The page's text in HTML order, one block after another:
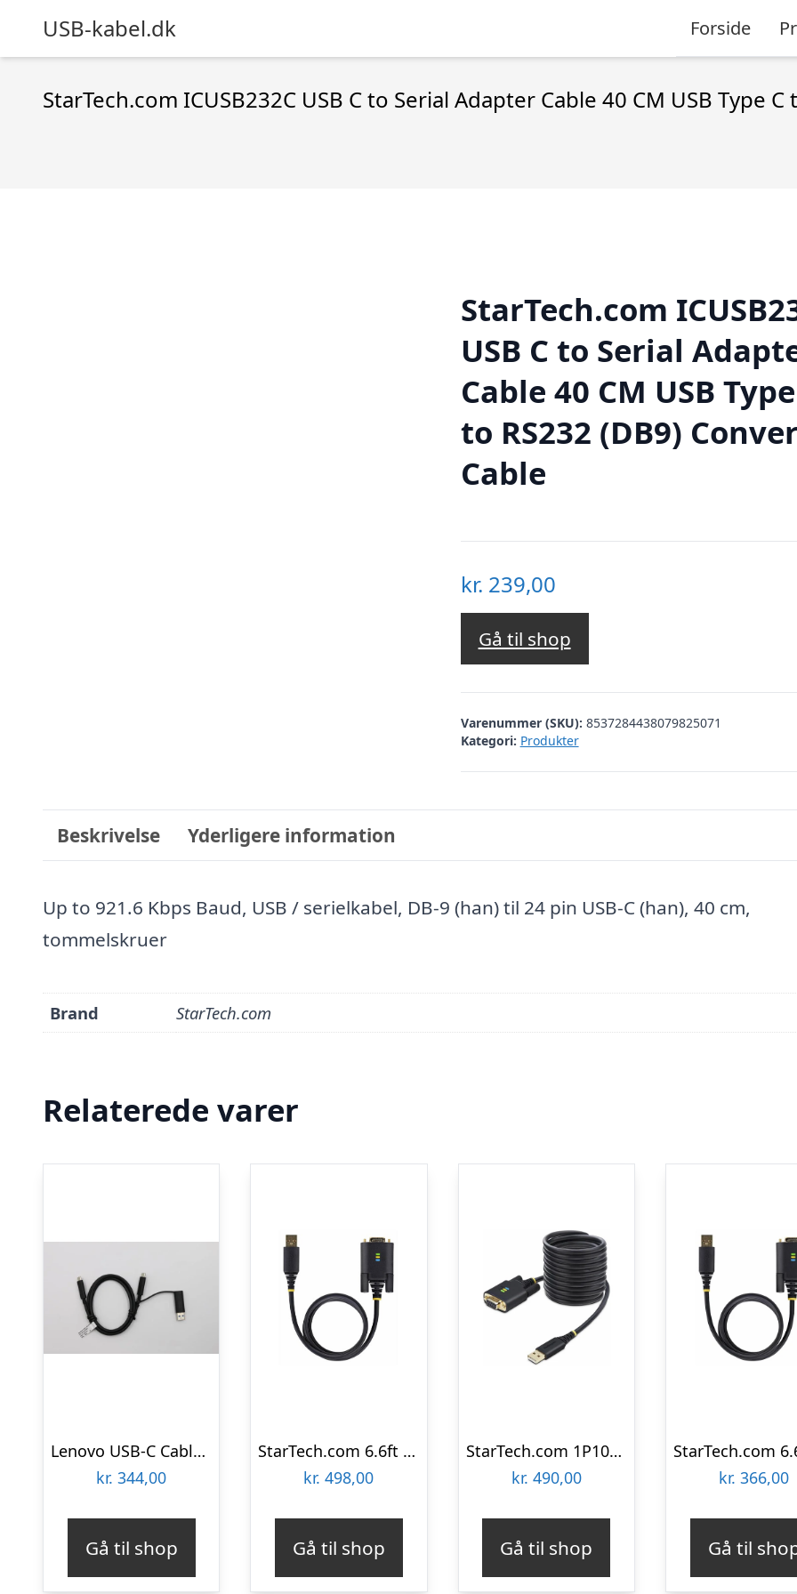
USB-kabel.dk Forside
StarTech.com ICUSB232C USB C to Serial Adapter Cable 40 CM USB Type
StarTech.com
USB C to Serial
Cable 40 CM USB
to RS232 (DB9)
Cable
kr. 239,00
Gå til shop
Varenummer (SKU): 8537284438079825071
Kategori: Produkter
Beskrivelse Yderligere information
Up to 921.6 Kbps Baud, USB / serielkabel, DB-9 (han) til 24 pin USB-C (han), 40 cm,
tommelskruer
Brand StarTech.com
Relaterede varer
Lenovo USB-C Cable W/ Dongle TP
kr. 344,00
Gå til shop
StarTech.com 6.6ft (2m) USB to Serial Adapter Cable COM Retention RS232 – USB / serial cable – USB to DB-9 – 2 m
kr. 498,00
Gå til shop
StarTech.com 1P10FFCN-USB-SERIAL
kr. 490,00
Gå til shop
kr. 366,00
Gå til